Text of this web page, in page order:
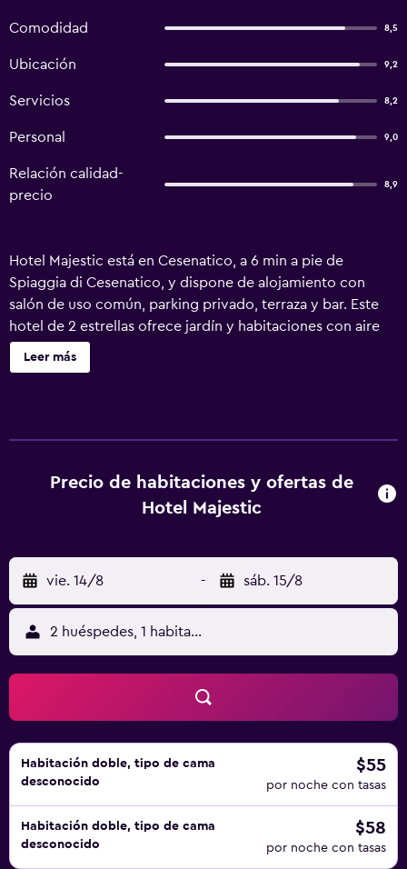
Comodidad 8,5
Ubicación 9,2
Servicios 8,2
Personal 9,0
Relación calidad-
precio
8,9
Hotel Majestic está en Cesenatico, a 6 min a pie de
Spiaggia di Cesenatico, y dispone de alojamiento con
salón de uso común, parking privado, terraza y bar. Este
hotel de 2 estrellas ofrece jardín y habitaciones con aire
acondicionado, wifi gratis y baño privado. Museo della
Marineria está a 3,5 km del hotel y Estación Marítima
y estará encantado de ayudar en cualquier momento.
Estación de Cervia está a 12 km del alojamiento, y Termas
Leer más
Precio de habitaciones y ofertas de
Hotel Majestic
vie. 14/8 - sáb. 15/8
2 huéspedes, 1 habitación
Habitación doble, tipo de cama
desconocido
$55
por noche con tasas
Habitación doble, tipo de cama
desconocido
$58
por noche con tasas